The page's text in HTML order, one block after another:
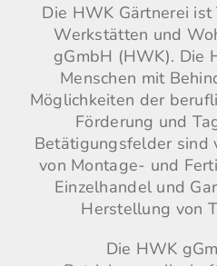
Die HWK Gärtnerei
Werkstätten und
gGmbH (HWK). Die
Menschen mit
Möglichkeiten der
Förderung und
Betätigungsfelder sind
von Montage- und
Einzelhandel und
Herstellung von
Die HWK